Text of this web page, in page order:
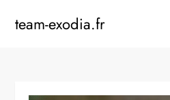
team-exodia.fr